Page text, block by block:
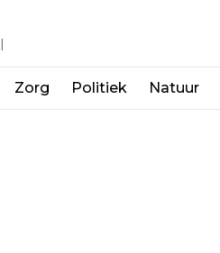
Zorg Politiek Natuur